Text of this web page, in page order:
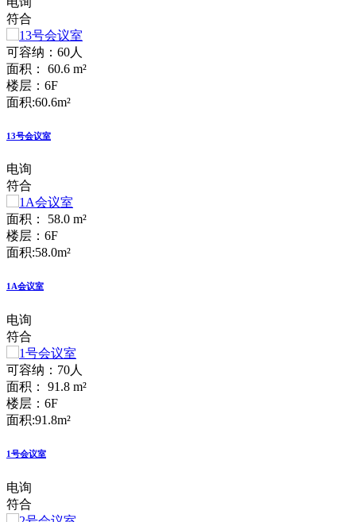
符合
可容纳：60人
面积： 60.6 m²
楼层：6F
面积:60.6m²
13号会议室
电询
符合
面积： 58.0 m²
楼层：6F
面积:58.0m²
1A会议室
电询
符合
可容纳：70人
面积： 91.8 m²
楼层：6F
面积:91.8m²
1号会议室
电询
符合